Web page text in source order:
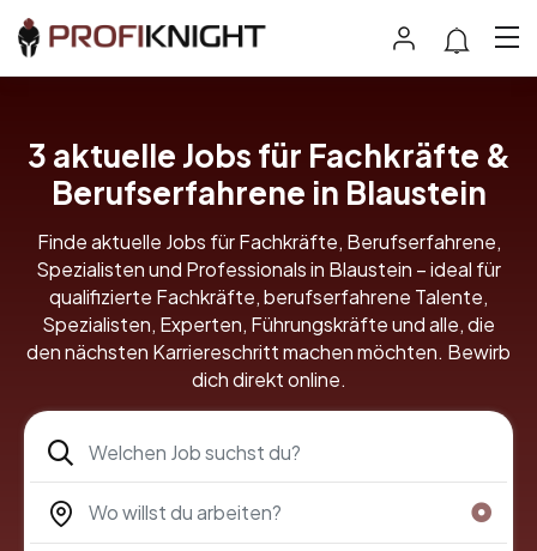
3 aktuelle Jobs für Fachkräfte &
Berufserfahrene in Blaustein
Finde aktuelle Jobs für Fachkräfte, Berufserfahrene,
Spezialisten und Professionals in Blaustein – ideal für
qualifizierte Fachkräfte, berufserfahrene Talente,
Spezialisten, Experten, Führungskräfte und alle, die
den nächsten Karriereschritt machen möchten. Bewirb
dich direkt online.